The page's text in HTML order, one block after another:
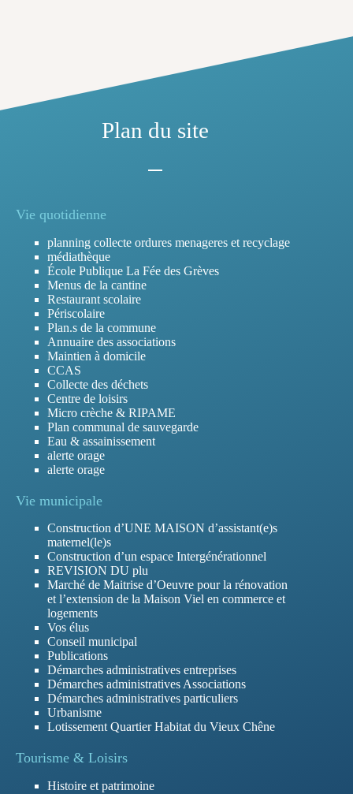
Plan du site
Vie quotidienne
planning collecte ordures menageres et recyclage
médiathèque
École Publique La Fée des Grèves
Menus de la cantine
Restaurant scolaire
Périscolaire
Plan.s de la commune
Annuaire des associations
Maintien à domicile
CCAS
Collecte des déchets
Centre de loisirs
Micro crèche & RIPAME
Plan communal de sauvegarde
Eau & assainissement
alerte orage
alerte orage
Vie municipale
Construction d’UNE MAISON d’assistant(e)s
maternel(le)s
Construction d’un espace Intergénérationnel
REVISION DU plu
Marché de Maitrise d’Oeuvre pour la rénovation
et l’extension de la Maison Viel en commerce et
logements
Vos élus
Conseil municipal
Publications
Démarches administratives entreprises
Démarches administratives Associations
Démarches administratives particuliers
Urbanisme
Lotissement Quartier Habitat du Vieux Chêne
Tourisme & Loisirs
Histoire et patrimoine